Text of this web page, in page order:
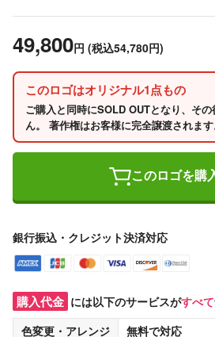
49,800円 (税込54,780円)
このロゴはオリジナル1点もの
ご購入と同時にSOLD OUTとなり、そ
ん。 著作権はお客様に完全譲渡されます
このロゴを購
銀行振込・クレジット決済対応
購入代金 には以下のサービスがすべて
色変更・アレンジ
無料で対応